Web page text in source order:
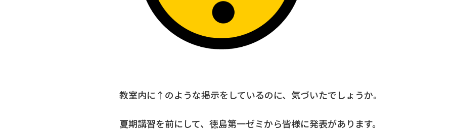
教室内に↑のような掲示をしているのに、気づいたでしょうか。
夏期講習を前にして、徳島第一ゼミから皆様に発表があります。